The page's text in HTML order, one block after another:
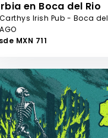
en Boca del Rio
Irish Pub - Boca
MXN 711